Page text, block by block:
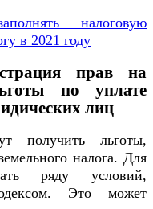
налоговую
в 2021 году
прав на
по уплате
лиц
получить льготы,
налога. Для
ряду условий,
Это может